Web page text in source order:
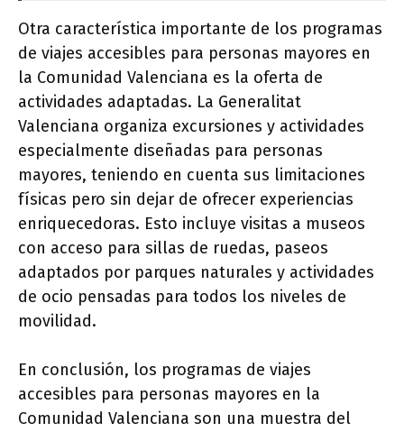
Otra característica importante de los programas
de viajes accesibles para personas mayores en
la Comunidad Valenciana es la oferta de
actividades adaptadas. La Generalitat
Valenciana organiza excursiones y actividades
especialmente diseñadas para personas
mayores, teniendo en cuenta sus limitaciones
físicas pero sin dejar de ofrecer experiencias
enriquecedoras. Esto incluye visitas a museos
con acceso para sillas de ruedas, paseos
adaptados por parques naturales y actividades
de ocio pensadas para todos los niveles de
movilidad.
En conclusión, los programas de viajes
accesibles para personas mayores en la
Comunidad Valenciana son una muestra del